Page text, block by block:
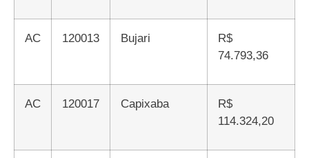
AC 120013 Bujari
R$
74.793,36
AC 120017 Capixaba
R$
114.324,20